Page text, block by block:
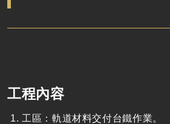
工程內容
工區：軌道材料交付台鐵作業。